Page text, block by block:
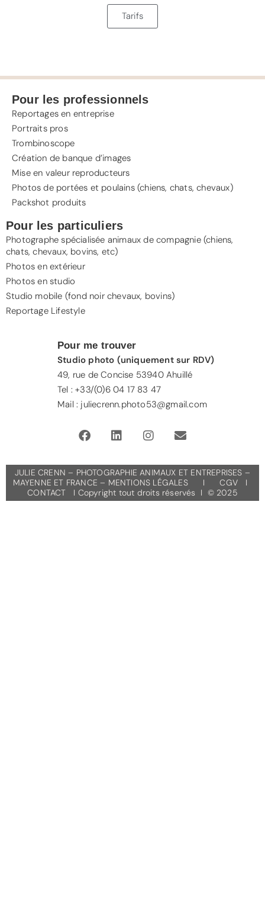
Tarifs
Pour les professionnels
Reportages en entreprise
Portraits pros
Trombinoscope
Création de banque d’images
Mise en valeur reproducteurs
Photos de portées et poulains (chiens, chats, chevaux)
Packshot produits
Pour les particuliers
Photographe spécialisée animaux de compagnie (chiens,
chats,chevaux, bovins, etc)
Photos en extérieur
Photos en studio
Studio mobile (fond noir chevaux, bovins)
Reportage Lifestyle
Pour me trouver
Studio photo (uniquement sur RDV)
49, rue de Concise 53940 Ahuillé
Tel : +33/(0)6 04 17 83 47
Mail : juliecrenn.photo53@gmail.com
JULIE CRENN – PHOTOGRAPHIE ANIMAUX ET ENTREPRISES –
MAYENNE ET FRANCE – MENTIONS LÉGALESI CGV I
CONTACT I Copyright tout droits réservés I © 2025